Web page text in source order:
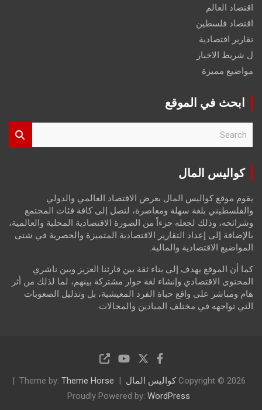
اقتصاد العالم
اقتصاد فلسطين
تقارير اقتصادية
ل شريط الاخبار
مواضيع مميزة
ابحث في الموقع
r
كواليس المال
يقوم موقع كواليس المال بعرض الاقتصاد العالمي والدولي
والفلسطيني بلغة سهلة ومعاصرة، لتصل إلى كافة فئات المجتمع
وشرائحه، وذلك لجعله جزءاً من الصورة الاقتصادية المحلية والعالمية،
بالإضافة إلى إعداد التقارير الاقتصادية المتميزة والحصرية في شتى
المواضيع الاقتصادية والمالية.
كما أن الموقع يهدف إلى بناء ثقة بين قارئنا العزيز وبين ناشري
المحتوى الاقتصادي وإنشاء لغة حوار مشتركة بينهم، لما لذلك من أثر
هام ومباشر على واقع حياة الفرد المعيشية، بل وتذليل الصعوبات
التي تواجهه في مختلف الميادين والمجالات.
Copyright © 2026 كواليس المال Theme by: Theme Horse
Proudly Powered by: WordPress